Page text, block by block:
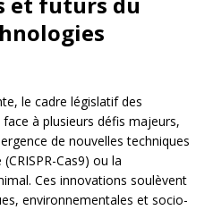
le cadre législatif des
à plusieurs défis majeurs,
de nouvelles techniques
Cas9) ou la
Ces innovations soulèvent
environnementales et socio-